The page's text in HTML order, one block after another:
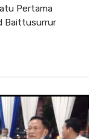
Pertama
Baittusurrur